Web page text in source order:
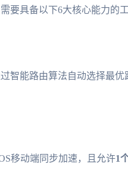
要具备以下6大核心能力的工
智能路由算法自动选择最优
移动端同步加速，且允许1